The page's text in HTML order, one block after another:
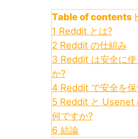
Table of contents
1 Reddit とは?
2 Reddit の仕組み
3 Reddit は安全に
か?
4 Reddit で安全を保
5 Reddit と Usenet
何ですか?
6 結論